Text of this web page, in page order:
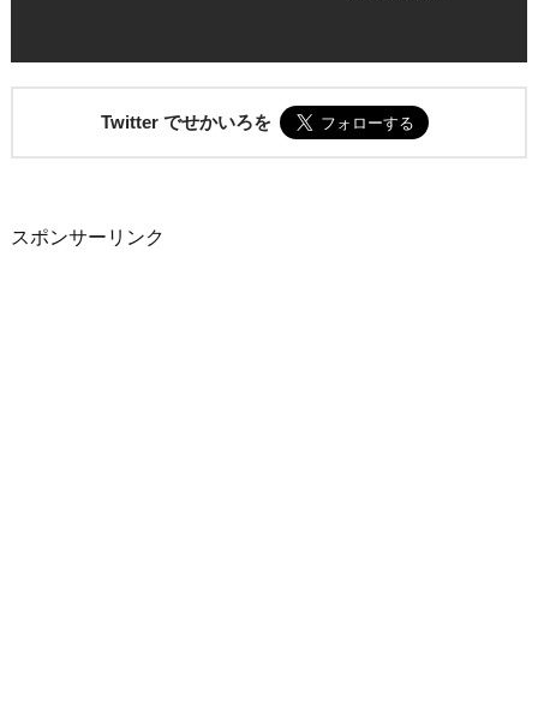
Twitter でせかいろを
スポンサーリンク